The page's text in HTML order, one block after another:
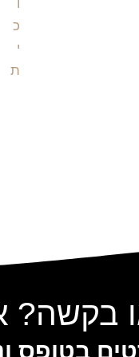
בקשה?
בטופס